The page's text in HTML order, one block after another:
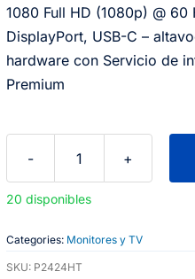
1080 Full HD (1080p) @ 60
DisplayPort, USB-C –
hardware con Servicio de
Premium
Dell
P2424HT
LED
24"
20 disponibles
Categories: Monitores y TV
SKU: P2424HT